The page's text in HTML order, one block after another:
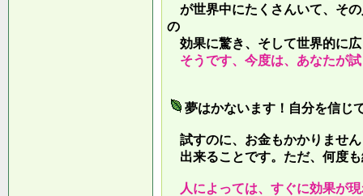
が世界中にたくさんいて、そ
の
効果に驚き、そして世界的に
そうです、今度は、あなたが
夢はかないます！自分を信じ
試すのに、お金もかかりませ
出来ることです。ただ、何度
人によっては、すぐに効果が